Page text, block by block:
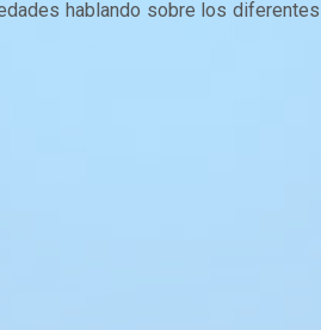
hablando sobre los diferentes